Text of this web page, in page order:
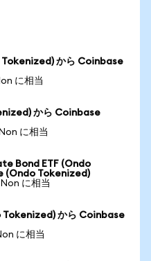
から Coinbase
に相当
から Coinbase
に相当
Bond ETF (Ondo
(Ondo Tokenized)
に相当
から Coinbase
に相当